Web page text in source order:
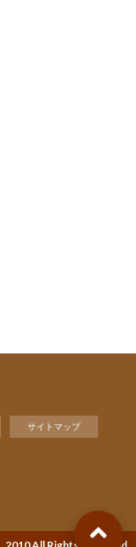
サイトマップ